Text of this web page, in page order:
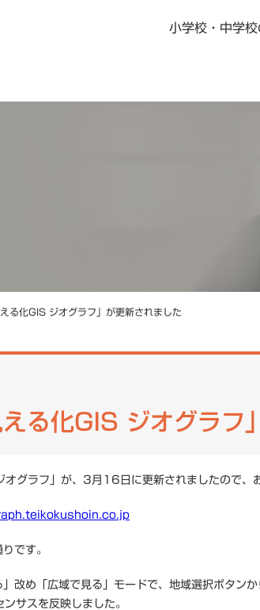
小学校・中学校
える化GIS ジオグラフ」が更新されました
える化GIS ジオグラフ
オグラフ」が、3月16日に更新されましたので、
です。
」改め「広域で見る」モードで、地域選択ボタン
サスを反映しました。